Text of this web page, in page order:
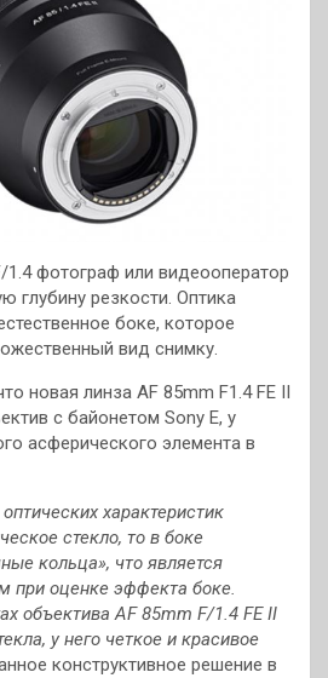
фотограф или видеооператор
глубину резкости. Оптика
боке, которое
вид снимку.
новая линза AF 85mm F1.4 FE II
с байонетом Sony E, у
асферического элемента в
характеристик
стекло, то в боке
кольца», что является
при оценке эффекта боке.
объектива AF 85mm F/1.4 FE II
у него четкое и красивое
конструктивное решение в